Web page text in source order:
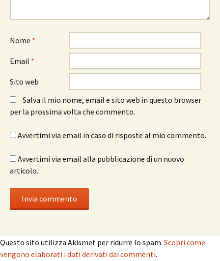
Nome *
Email *
Sito web
Salva il mio nome, email e sito web in questo browser
per la prossima volta che commento.
Avvertimi via email in caso di risposte al mio commento.
Avvertimi via email alla pubblicazione di un nuovo
articolo.
Questo sito utilizza Akismet per ridurre lo spam. Scopri come
vengono elaborati i dati derivati dai commenti.